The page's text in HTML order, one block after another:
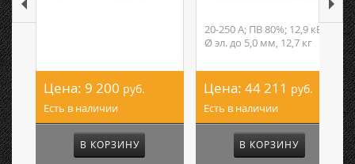
Цена: 9 200 руб.
Есть в наличии
В КОРЗИНУ
20-250 А; ПВ 80%; 12,9 кВА;
Ø эл. до 5,0 мм, 12,7 кг
Цена: 44 211 руб.
Есть в наличии
В КОРЗИНУ